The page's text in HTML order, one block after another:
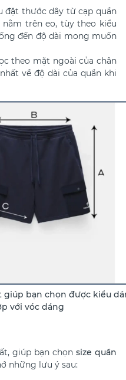
đặt thước dây từ cạp quần
trên eo, tùy theo kiểu
đến độ dài mong muốn
theo mặt ngoài của chân
về độ dài của quần khi
giúp bạn chọn được kiểu
với vóc dáng
giúp bạn chọnsize quần
những lưu ý sau: